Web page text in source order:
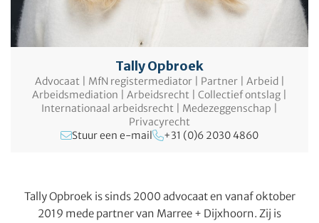
Tally Opbroek
Advocaat | MfN registermediator | Partner | Arbeid |
Arbeidsmediation | Arbeidsrecht | Collectief ontslag |
Internationaal arbeidsrecht | Medezeggenschap |
Privacyrecht
Stuur een e-mail
+31 (0)6 2030 4860
Tally Opbroek is sinds 2000 advocaat en vanaf oktober
2019 mede partner van Marree + Dijxhoorn. Zij is